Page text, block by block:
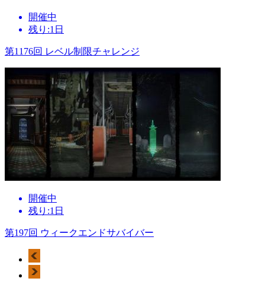
開催中
残り:1日
第1176回 レベル制限チャレンジ
開催中
残り:1日
第197回 ウィークエンドサバイバー